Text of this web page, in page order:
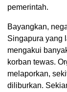
pemerintah.
Bayangkan,
Singapura yang
mengakui
korban tewas.
melaporkan,
diliburkan.